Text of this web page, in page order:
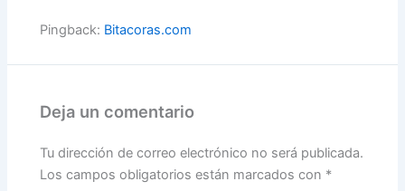
Pingback: Bitacoras.com
Deja un comentario
Tu dirección de correo electrónico no será publicada.
Los campos obligatorios están marcados con *